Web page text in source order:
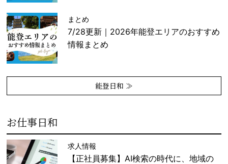
まとめ
7/28更新｜2026年能登エリアのおすすめ
情報まとめ
能登日和 ≫
お仕事日和
求人情報
【正社員募集】AI検索の時代に、地域の